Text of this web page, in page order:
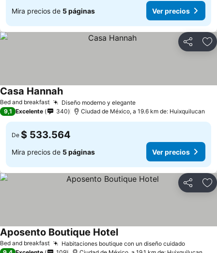
Mira precios de 5 páginas Ver precios
Compartir
Bed and breakfast Diseño moderno y elegante
Casa Hannah
9,1 Excelente 340 Ciudad de México, a 19.6 km de: Huixquilucan
De $ 533.564
Mira precios de 5 páginas Ver precios
Compartir
Bed and breakfast Habitaciones boutique con un diseño cuidado
Aposento Boutique Hotel